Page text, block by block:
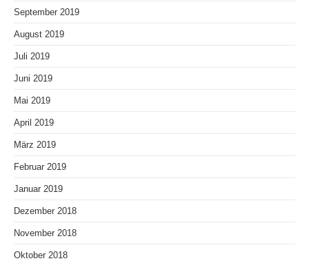
September 2019
August 2019
Juli 2019
Juni 2019
Mai 2019
April 2019
März 2019
Februar 2019
Januar 2019
Dezember 2018
November 2018
Oktober 2018